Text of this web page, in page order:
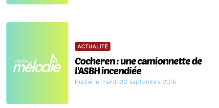
ACTUALITÉ
Cocheren : une camionnette de
l'ASBH incendiée
Publié le mardi 20 septembre 2016